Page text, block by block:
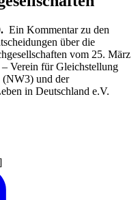
Ein Kommentar zu den
über die
vom 25. März
Verein für Gleichstellung
(NW3) und der
in Deutschland e.V.